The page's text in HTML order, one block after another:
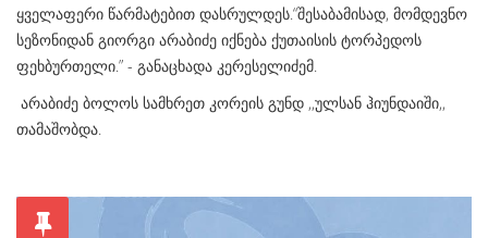
ყველაფერი წარმატებით დასრულდეს.“შესაბამისად, მომდევნო
სეზონიდან გიორგი არაბიძე იქნება ქუთაისის ტორპედოს
ფეხბურთელი.” - განაცხადა კერესელიძემ.
არაბიძე ბოლოს სამხრეთ კორეის გუნდ ,,ულსან ჰიუნდაიში,,
თამაშობდა.